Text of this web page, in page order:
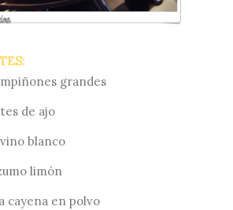
grandes
de ajo
blanco
limón
cayena en polvo